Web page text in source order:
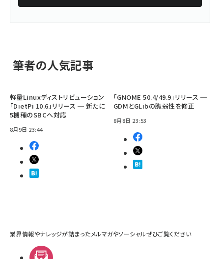
筆者の人気記事
軽量Linuxディストリビューション
「DietPi 10.6」リリース ─ 新たに
5機種のSBCへ対応
8月9日 23:44
「GNOME 50.4/49.9」リリース ─
GDMとGLibの脆弱性を修正
8月8日 23:53
業界情報やナレッジが詰まったメルマガやソーシャルぜひご覧ください